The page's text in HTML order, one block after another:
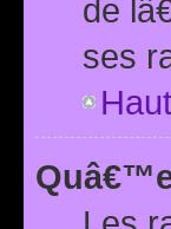
de
ses
Haut